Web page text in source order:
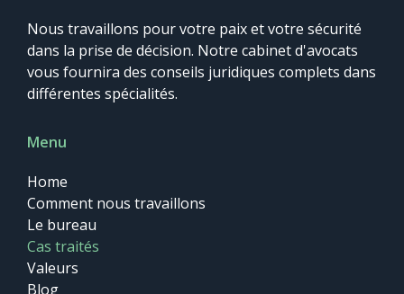
Nous travaillons pour votre paix et votre sécurité
dans la prise de décision. Notre cabinet d'avocats
vous fournira des conseils juridiques complets dans
différentes spécialités.
Menu
Home
Comment nous travaillons
Le bureau
Cas traités
Valeurs
Blog